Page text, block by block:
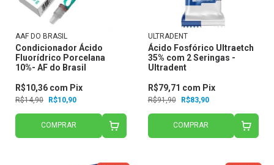
AAF DO BRASIL
Condicionador Ácido
Fluorídrico Porcelana
10%- AF do Brasil
R$14,90 R$10,90
R$10,36 com Pix
COMPRAR
ULTRADENT
Ácido Fosfórico Ultraetch
35% com 2 Seringas -
Ultradent
R$91,90 R$83,90
R$79,71 com Pix
COMPRAR